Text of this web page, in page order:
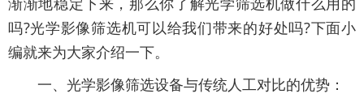
吗?光学影像筛选机可以给我们带来的好处吗?下面小
编就来为大家介绍一下。
一、光学影像筛选设备与传统人工对比的优势：